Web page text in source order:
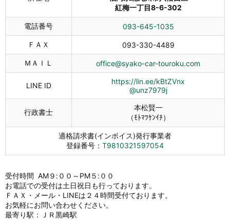
紅梅一丁目8-6-302
電話番号 093-645-1035
ＦＡＸ 093-330-4489
ＭＡＩＬ office@syako-car-touroku.com
LINE ID
https://lin.ee/kBtZVnx
@unz7979j
行政書士
本松賢一
（ﾓﾄﾏﾂｹﾝｲﾁ）
適格請求書(インボイス)発行事業者
登録番号： T9810321597054
受付時間 AM９:００～PM５:００
お電話での受付は土日祝日も行っております。
ＦＡＸ・メール・LINEは２４時間受付ております。
お気軽にお問い合わせください。
最寄り駅：ＪＲ黒崎駅